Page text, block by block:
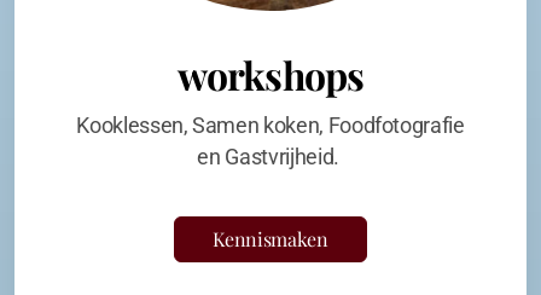
workshops
Kooklessen, Samen koken, Foodfotografie
en Gastvrijheid.
Kennismaken